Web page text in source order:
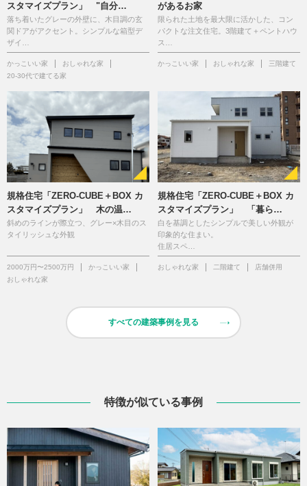
スタマイズプラン」 "自分…
落ち着いたグレーの外壁に、木目調の玄
関ドアがアクセント。シンプルな箱型デ
ザイ…
かっこいい家
おしゃれな家
20-30代で建てる家
があるお家
限られた土地を最大限に活かした、コン
パクトな注文住宅。3階建て＋ペントハウ
ス…
かっこいい家 おしゃれな家 三階建て
規格住宅「ZERO-CUBE＋BOX カ
スタマイズプラン」 木の温…
斜めのラインが際立つ、グレー×木目のス
タイリッシュな外観
2000万円〜2500万円
かっこいい家
おしゃれな家
規格住宅「ZERO-CUBE＋BOX カ
スタマイズプラン」 「暮ら…
白を基調としたシンプルで美しい外観が
印象的な住まい。
住居スペ…
おしゃれな家 二階建て 店舗併用
すべての建築事例を見る
特徴が似ている事例